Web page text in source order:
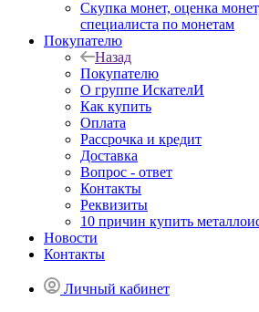
Скупка монет, оценка
специалиста по монетам
Покупателю
Назад
Покупателю
О группе ИскателИ
Как купить
Оплата
Рассрочка и кредит
Доставка
Вопрос - ответ
Контакты
Реквизиты
10 причин купить
Новости
Контакты
Личный кабинет